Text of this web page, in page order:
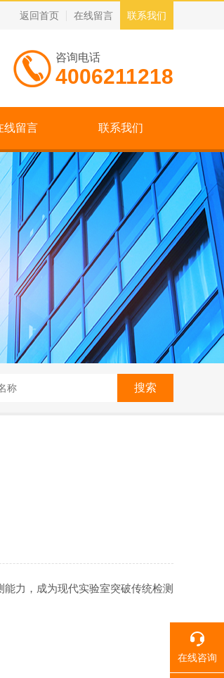
返回首页 在线留言 联系我们
咨询电话
4006211218
线留言 联系我们
力，成为现代实验室突破传统检测
在线咨询